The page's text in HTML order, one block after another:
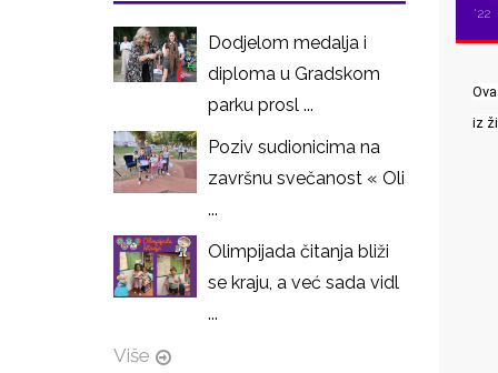
'22
iz
Dodjelom medalja i
diploma u Gradskom
parku prosl ...
Poziv sudionicima na
završnu svečanost « Oli
...
Olimpijada čitanja bliži
se kraju, a već sada vidl
...
Više